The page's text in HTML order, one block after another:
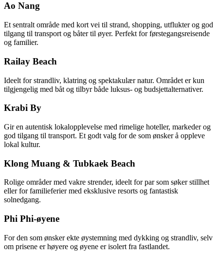
Ao Nang
Et sentralt område med kort vei til strand, shopping, utflukter og god
tilgang til transport og båter til øyer. Perfekt for førstegangsreisende
og familier.
Railay Beach
Ideelt for strandliv, klatring og spektakulær natur. Området er kun
tilgjengelig med båt og tilbyr både luksus- og budsjettalternativer.
Krabi By
Gir en autentisk lokalopplevelse med rimelige hoteller, markeder og
god tilgang til transport. Et godt valg for de som ønsker å oppleve
lokal kultur.
Klong Muang & Tubkaek Beach
Rolige områder med vakre strender, ideelt for par som søker stillhet
eller for familieferier med eksklusive resorts og fantastisk
solnedgang.
Phi Phi-øyene
For den som ønsker ekte øystemning med dykking og strandliv, selv
om prisene er høyere og øyene er isolert fra fastlandet.